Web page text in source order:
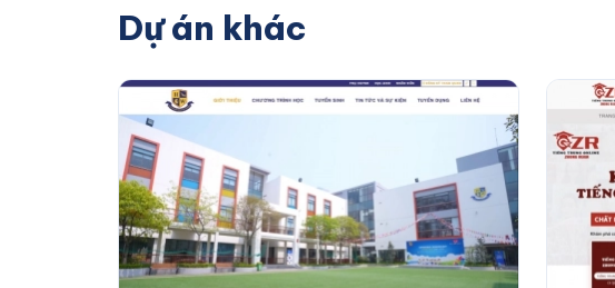
Dự án khác